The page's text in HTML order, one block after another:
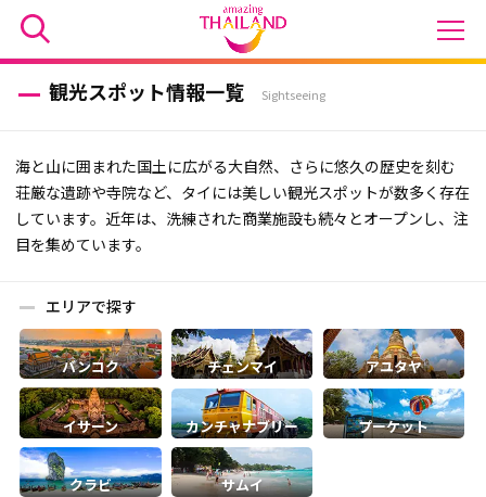
観光スポット情報一覧 Sightseeing
海と山に囲まれた国土に広がる大自然、さらに悠久の歴史を刻む
荘厳な遺跡や寺院など、タイには美しい観光スポットが数多く存在
しています。近年は、洗練された商業施設も続々とオープンし、注
目を集めています。
エリアで探す
バンコク チェンマイ アユタヤ
イサーン カンチャナブリー プーケット
クラビ サムイ